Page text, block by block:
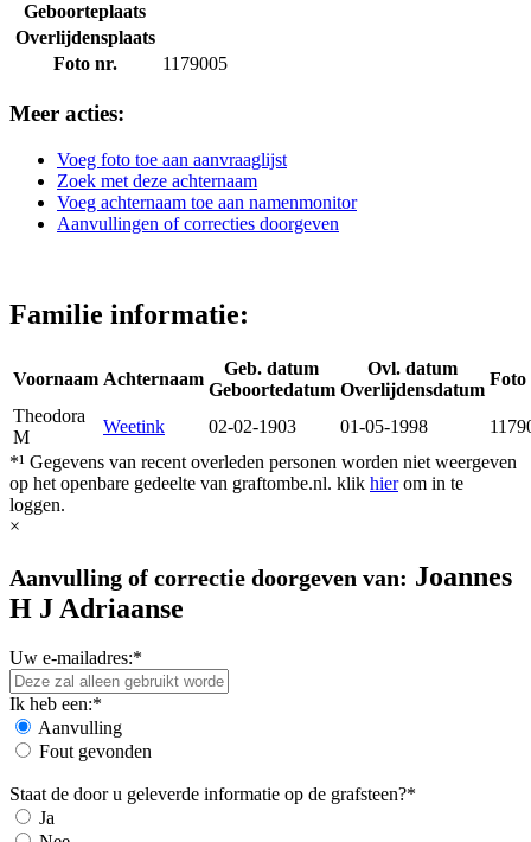
Geboorteplaats
Overlijdensplaats
Foto nr.
1179005
Meer acties:
Voeg foto toe aan aanvraaglijst
Zoek met deze achternaam
Voeg achternaam toe aan namenmonitor
Aanvullingen of correcties doorgeven
Familie informatie:
Voornaam Achternaam
Geb. datum
Geboortedatum
Ovl. datum
Overlijdensdatum
Foto
Theodora
M
Weetink 02-02-1903 01-05-1998
*¹ Gegevens van recent overleden personen worden niet weergeven
op het openbare gedeelte van graftombe.nl. klik hierom in te
loggen.
×
Aanvulling of correctie doorgeven van: Joannes
H J Adriaanse
Uw e-mailadres:*
Ik heb een:*
Aanvulling
Fout gevonden
Staat de door u geleverde informatie op de grafsteen?*
Ja